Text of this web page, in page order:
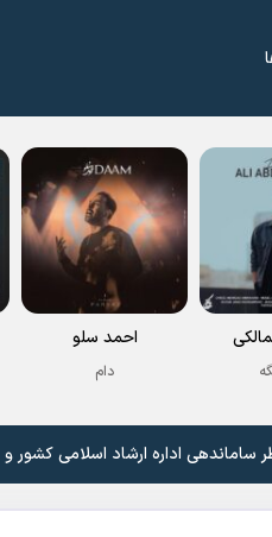
احمد سلو
دام
اداره ارشاد اسلامی کشور